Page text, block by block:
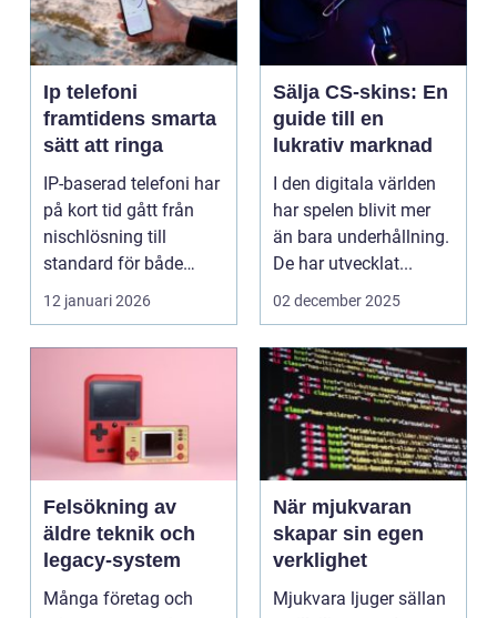
Ip telefoni
framtidens smarta
sätt att ringa
IP-baserad telefoni har
på kort tid gått från
nischlösning till
standard för både
företag och privat...
12 januari 2026
Sälja CS-skins: En
guide till en
lukrativ marknad
I den digitala världen
har spelen blivit mer
än bara underhållning.
De har utvecklat...
02 december 2025
Felsökning av
äldre teknik och
legacy-system
Många företag och
När mjukvaran
skapar sin egen
verklighet
Mjukvara ljuger sällan